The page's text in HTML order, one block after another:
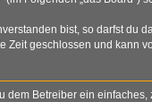
bist, so darfst du
Zeit geschlossen und kann
dem Betreiber ein